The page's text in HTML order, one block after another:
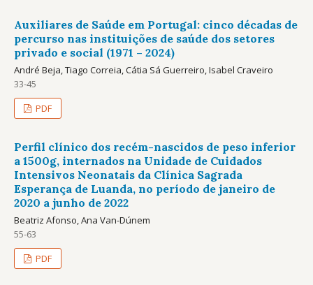
Auxiliares de Saúde em Portugal: cinco décadas de
percurso nas instituições de saúde dos setores
privado e social (1971 – 2024)
André Beja, Tiago Correia, Cátia Sá Guerreiro, Isabel Craveiro
33-45
PDF
Perfil clínico dos recém-nascidos de peso inferior
a 1500g, internados na Unidade de Cuidados
Intensivos Neonatais da Clínica Sagrada
Esperança de Luanda, no período de janeiro de
2020 a junho de 2022
Beatriz Afonso, Ana Van-Dúnem
55-63
PDF